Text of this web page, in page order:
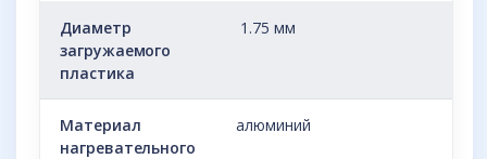
Диаметр
загружаемого
пластика
1.75 мм
Материал
нагревательного
алюминий